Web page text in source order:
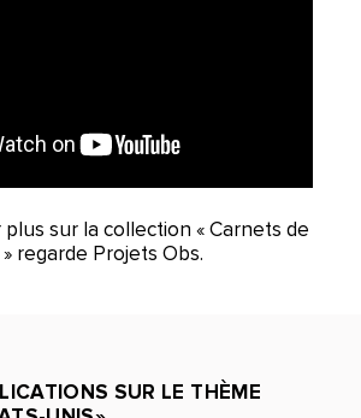
sur la collection « Carnets de
regarde Projets Obs.
SUR LE THÈME